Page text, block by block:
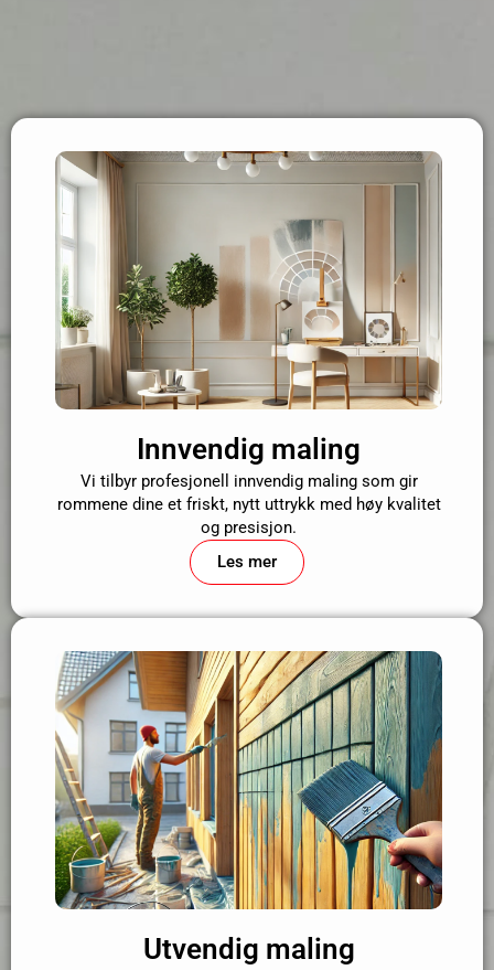
Innvendig maling
Vi tilbyr profesjonell innvendig maling som gir
rommene dine et friskt, nytt uttrykk med høy kvalitet
og presisjon.
Les mer
Utvendig maling